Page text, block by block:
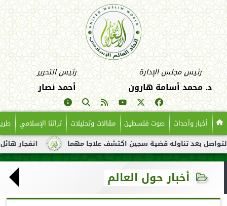
رئيس مجلس الإدارة
د. محمد أسامة هارون
رئيس التحرير
أحمد نصار
أخبار وأحداث صوت فلسطين مقالات وتحليلات تراثنا الإسلامي
انفجار هائل لناقلة تناوله قضية سجين اكتشف علاجا مهما
أخبار حول العالم